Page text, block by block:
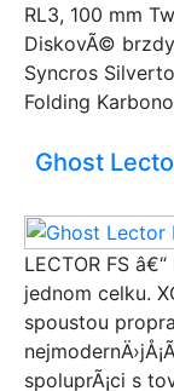
RL3, 100 mm
DiskovÃ©
Syncros
Folding
Ghost
LECTOR FS
jednom celku.
spoustou
spoluprÃ¡ci s